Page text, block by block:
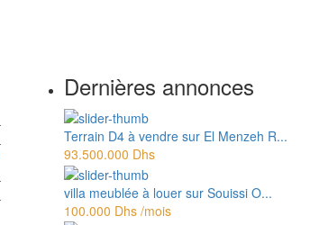
Dernières annonces
Terrain D4 à vendre sur El Menzeh R...
93.500.000 Dhs
villa meublée à louer sur Souissi O...
100.000 Dhs /mois